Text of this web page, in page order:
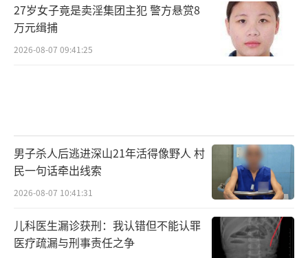
27岁女子竟是卖淫集团主犯 警方悬赏8
万元缉捕
2026-08-07 09:41:25
男子杀人后逃进深山21年活得像野人 村
民一句话牵出线索
2026-08-07 10:41:31
儿科医生漏诊获刑：我认错但不能认罪
医疗疏漏与刑事责任之争